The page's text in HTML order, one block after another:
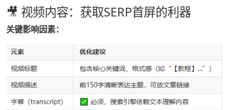
🎥 视频内容：获取SERP首屏的利器
关键影响因素：